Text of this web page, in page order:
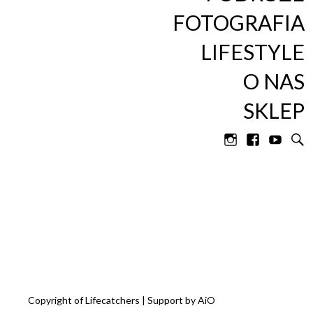
Catchers
FOTOGRAFIA
LIFESTYLE
O NAS
SKLEP
Copyright ofLifecatchers | Support byAiO